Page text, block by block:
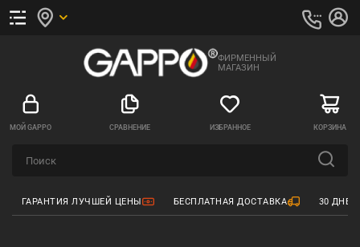
ФИРМЕННЫЙ
МАГАЗИН
МОЙ GAPPO СРАВНЕНИЕ ИЗБРАННОЕ КОРЗИНА
ГАРАНТИЯ ЛУЧШЕЙ ЦЕНЫ БЕСПЛАТНАЯ ДОСТАВКА 30